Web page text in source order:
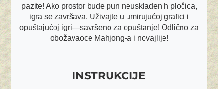
pazite! Ako prostor bude pun neuskladenih pločica,
igra se završava. Uživajte u umirujućoj grafici i
opuštajućoj igri—savršeno za opuštanje! Odlično za
obožavaoce Mahjong-a i novajlije!
INSTRUKCIJE